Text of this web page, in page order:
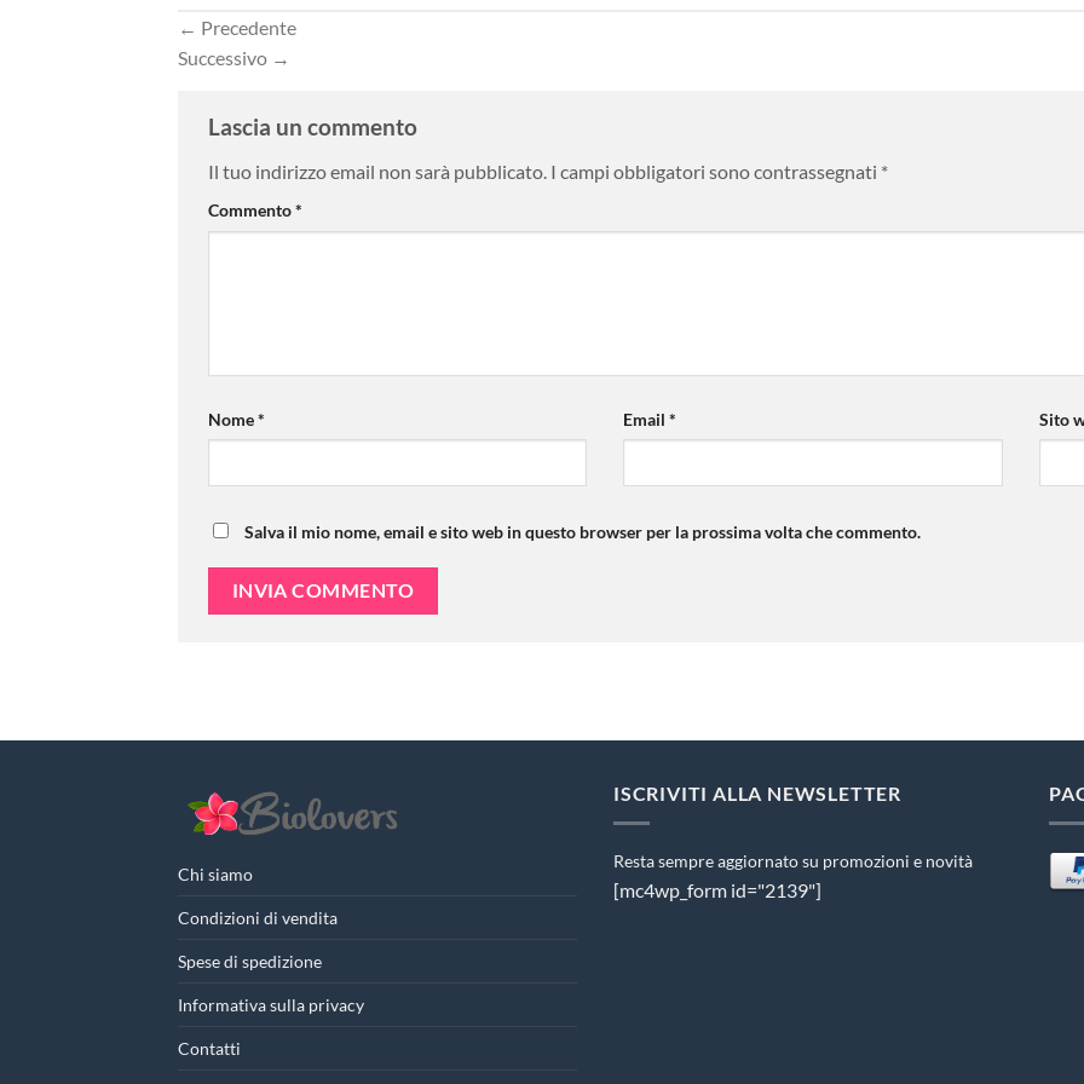
← Precedente
Successivo →
Lascia un commento
Il tuo indirizzo email non sarà pubblicato. I campi obbligatori sono contrassegnati *
Commento*
Nome* Email* Sito
Salva il mio nome, email e sito web in questo browser per la prossima volta che commento.
Chi siamo
Condizioni di vendita
Spese di spedizione
Informativa sulla privacy
Contatti
ISCRIVITI ALLA NEWSLETTER
Resta sempre aggiornato su promozioni e novità
[mc4wp_form id="2139"]